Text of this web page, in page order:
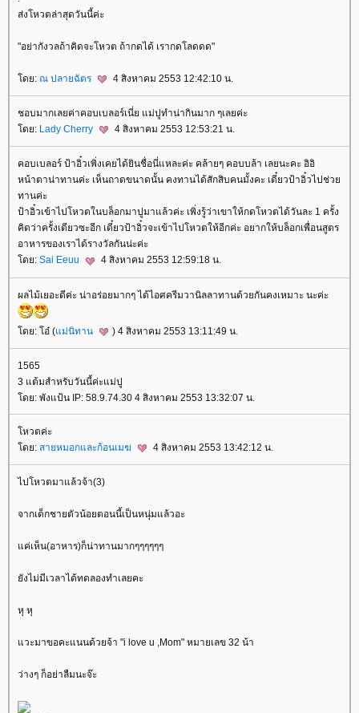
ส่งโหวตล่าสุดวันนี้ค่ะ
"อย่ากังวลถ้าคิดจะโหวต ถ้ากดได้ เรากดโลดดด"
ดย: ณ ปลายฉัตร 4 สิงหาคม 2553 12:42:10 น.
ชอบมากเลยค่าคอบเบลอร์เนี่ย แม่ปูทำน่ากินมาก ๆเลยค่ะ
ดย: Lady Cherry 4 สิงหาคม 2553 12:53:21 น.
คอบเบลอร์ ป้าอิ๋วเพิ่งเคยได้ยินชื่อนี่แหละค่ะ คล้ายๆ คอบบล้า เลยนะคะ อิอิ
หน้าตาน่าทานค่ะ เห็นถาดขนาดนั้น คงทานได้สักสิบคนมั้งคะ เดี๋ยวป้าอิ๋วไปช่ว
ทานค่ะ
ป้าอิ๋วเข้าไปโหวตในบล็อกมาปูมาแล้วค่ะ เพิ่งรู้ว่าเขาให้กดโหวตได้วันละ 1 ครั้ง
คิดว่าครั้งเดียวซะอีก เดี๋ยวป้าอิ๋วจะเข้าไปโหวตให้อีกค่ะ อยากให้บล็อกเพื่อนสูตร
อาหารของเราได้รางวัลกันน่ะค่ะ
ดย: Sai Eeuu 4 สิงหาคม 2553 12:59:18 น.
ผลไม้เยอะดีค่ะ น่าอร่อยมากๆ ได้ไอศครีมวานิลลาทานด้วยกันคงเหมาะ นะค่ะ
ดย: โอ๋ (ม่นิทาน ) 4 สิงหาคม 2553 13:11:49 น.
1565
3 แต้มสำหรับวันนี้ค่ะแม่ปู
ดย: พังแป้น IP: 58.9.74.30 4 สิงหาคม 2553 13:32:07 น.
หวตค่ะ
ดย: สายหมอกและก้อนเมฆ 4 สิงหาคม 2553 13:42:12 น.
ไปโหวตมาแล้วจ้า(3)
จากเด็กชายตัวน้อยตอนนี้เป็นหนุ่มแล้วอะ
ค่เห็น(อาหาร)ก็น่าทานมากๆๆๆๆๆๆ
ังไม่มีเวลาได้ทดลองทำเลยคะ
หุ หุ
วะมาขอคะแนนด้วยจ้า "i love u ,Mom" หมายเลข 32 น้า
ว่างๆ ก็อย่าลืมนะจ๊ะ